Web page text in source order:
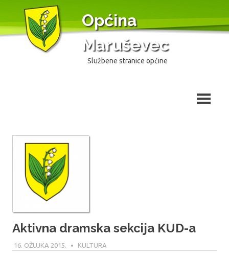
content
Općina
Maruševec
Službene stranice općine
Aktivna dramska sekcija KUD-a
16. OŽUJKA 2015. MODERATOR
KULTURA